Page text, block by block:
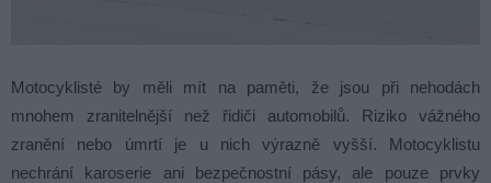
Motocyklisté by měli mít na paměti, že jsou při nehodách
mnohem zranitelnější než řidiči automobilů. Riziko vážného
zranění nebo úmrtí je u nich výrazně vyšší. Motocyklistu
nechrání karoserie ani bezpečnostní pásy, ale pouze prvky